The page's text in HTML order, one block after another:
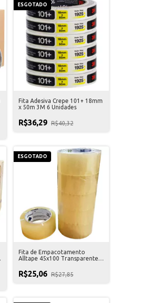
ESGOTADO
Fita Adesiva Crepe 101+ 18mm
x 50m 3M 6 Unidades
R$36,29 R$40,32
ESGOTADO
Fita de Empacotamento
Alltape 45x100 Transparente
R$25,06 R$27,85